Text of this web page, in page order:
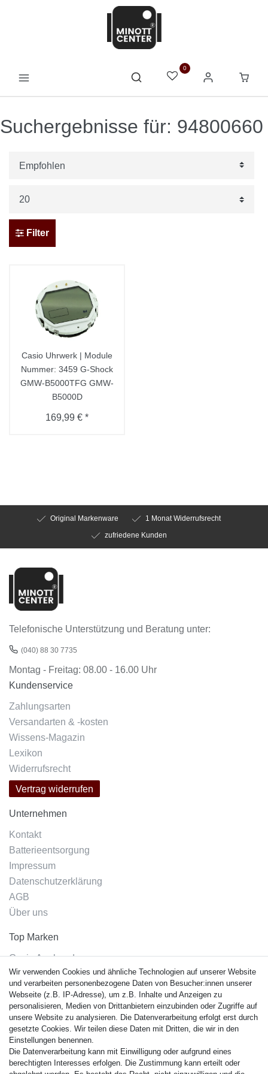
0
Suchergebnisse für: 94800660
Filter
Casio Uhrwerk | Module
Nummer: 3459 G-Shock
GMW-B5000TFG GMW-
B5000D
169,99 € *
Original Markenware
1 Monat Widerrufsrecht
zufriedene Kunden
Telefonische Unterstützung und Beratung unter:
(040) 88 30 7735
Montag - Freitag: 08.00 - 16.00 Uhr
Kundenservice
Zahlungsarten
Versandarten & -kosten
Wissens-Magazin
Lexikon
Widerrufsrecht
Vertrag widerrufen
Unternehmen
Kontakt
Batterieentsorgung
Impressum
Datenschutzerklärung
AGB
Über uns
Top Marken
Casio Armband
Festina Armband
Citizen Armband
M. Lacroix Armband
J. Lemans Armband
Uhrenarmbänder - Alle
Sicherheit
Wir verwenden Cookies und ähnliche Technologien auf unserer Website
und verarbeiten personenbezogene Daten von Besucher:innen unserer
Webseite (z.B. IP-Adresse), um z.B. Inhalte und Anzeigen zu
personalisieren, Medien von Drittanbietern einzubinden oder Zugriffe auf
unsere Website zu analysieren. Die Datenverarbeitung erfolgt erst durch
gesetzte Cookies. Wir teilen diese Daten mit Dritten, die wir in den
Einstellungen benennen.
Die Datenverarbeitung kann mit Einwilligung oder aufgrund eines
berechtigten Interesses erfolgen. Die Zustimmung kann erteilt oder